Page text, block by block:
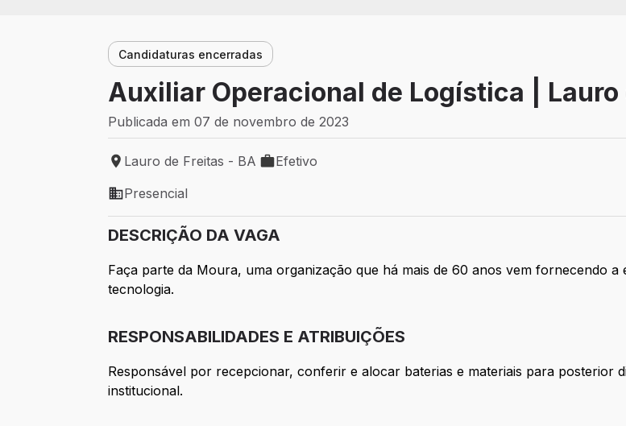
Candidaturas encerradas
Auxiliar Operacional de Logística | Lauro
Publicada em 07 de novembro de 2023
Local de trabalho: Lauro de Freitas - BA
Lauro de Freitas - BA
Tipo de vaga: Efetivo
Efetivo
Modelo de trabalho: Presencial
Presencial
DESCRIÇÃO DA VAGA
Faça parte da Moura, uma organização que há mais de 60 anos vem fornecendo
tecnologia.
RESPONSABILIDADES E ATRIBUIÇÕES
Responsável por recepcionar, conferir e alocar baterias e materiais para posterior
institucional.